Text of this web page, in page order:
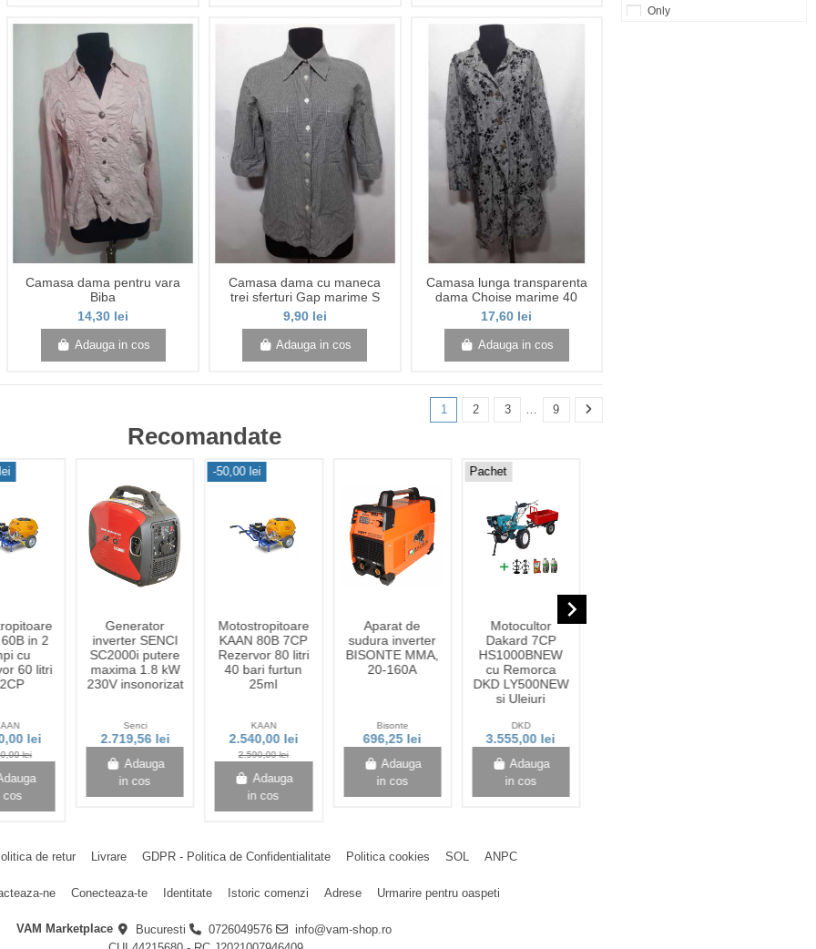
Camasa dama pentru vara
Biba
14,30 lei
Adauga in cos
Camasa dama cu maneca
trei sferturi Gap marime S
9,90 lei
Adauga in cos
Camasa lunga transparenta
dama Choise marime 40
17,60 lei
Adauga in cos
1 2 3 … 9
Recomandate
in 2
cu
60 litri
lei
lei
cos
Generator
inverter SENCI
SC2000i putere
maxima 1.8 kW
230V insonorizat
Senci
2.719,56 lei
Adauga
in cos
-50,00 lei
Motostropitoare
KAAN 80B 7CP
Rezervor 80 litri
40 bari furtun
25ml
KAAN
2.540,00 lei
2.590,00 lei
Adauga
in cos
Aparat de
sudura inverter
BISONTE MMA,
20-160A
Bisonte
696,25 lei
Adauga
in cos
Pachet
Motocultor
Dakard 7CP
HS1000BNEW
cu Remorca
DKD LY500NEW
si Uleiuri
DKD
3.555,00 lei
Adauga
in cos
navigate_next
Only
de retur Livrare GDPR - Politica de Confidentialitate Politica cookies SOL ANPC
ne Conecteaza-te Identitate Istoric comenzi Adrese Urmarire pentru oaspeti
VAM Marketplace Bucuresti 0726049576
info@vam-shop.ro